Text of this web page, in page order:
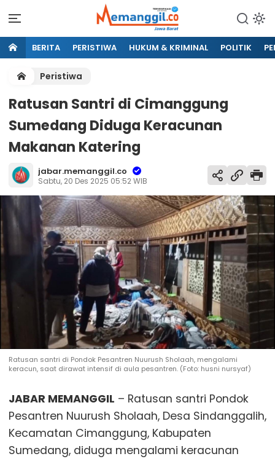
BERITA PERISTIWA HUKUM & KRIMINAL POLITIK
Peristiwa
Ratusan Santri di Cimanggung
Sumedang Diduga Keracunan
Makanan Katering
jabar.memanggil.co
Sabtu, 20 Des 2025 05:52 WIB
Ratusan santri di Pondok Pesantren Nuurush Sholaah, mengalami
keracun, saat dirawat intensif di aula pesantren. (Foto: husni nursyaf)
JABAR MEMANGGIL – Ratusan santri Pondok
Pesantren Nuurush Sholaah, Desa Sindanggalih,
Kecamatan Cimanggung, Kabupaten
Sumedang, diduga mengalami keracunan